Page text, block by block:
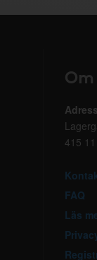
Adress
415
FAQ
Läs